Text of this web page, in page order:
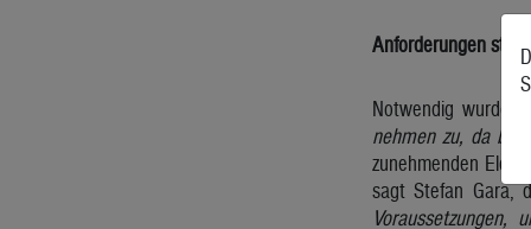
Anforderungen
Notwendig wurde
nehmen zu, da
zunehmenden
sagt Stefan Gara,